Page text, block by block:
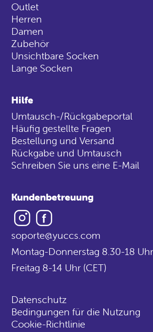
Outlet
Herren
Damen
Zubehör
Unsichtbare Socken
Lange Socken
Hilfe
Umtausch-/Rückgabeportal
Häufig gestellte Fragen
Bestellung und Versand
Rückgabe und Umtausch
Schreiben Sie uns eine E-Mail
Kundenbetreuung
Instagram
soporte@yuccs.com
Montag-Donnerstag 8.30-18
Freitag 8-14 Uhr (CET)
Datenschutz
Bedingungen für die Nutzung
Cookie-Richtlinie